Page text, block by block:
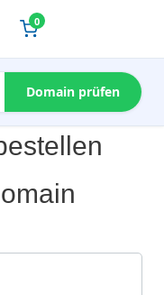
0
Domain prüfen